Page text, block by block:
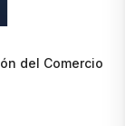
del Comercio